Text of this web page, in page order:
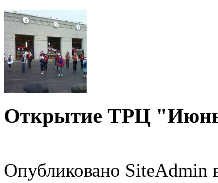
Открытие ТРЦ
Опубликовано SiteAdmin